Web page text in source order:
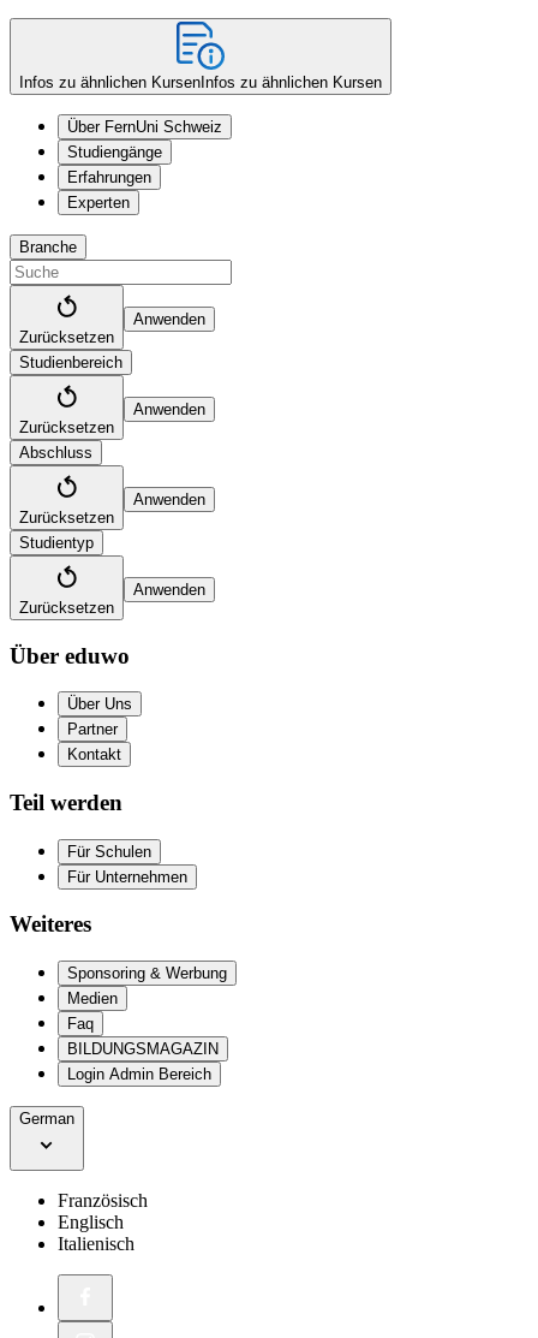
Infos zu ähnlichen Kursen Infos zu ähnlichen Kursen
Über FernUni Schweiz
Studiengänge
Erfahrungen
Experten
Branche
Zurücksetzen
Anwenden
Studienbereich
Zurücksetzen
Anwenden
Abschluss
Zurücksetzen
Anwenden
Studientyp
Zurücksetzen
Anwenden
Über eduwo
Über Uns
Partner
Kontakt
Teil werden
Für Schulen
Für Unternehmen
Weiteres
Sponsoring & Werbung
Medien
Faq
BILDUNGSMAGAZIN
Login Admin Bereich
German
Französisch
Englisch
Italienisch